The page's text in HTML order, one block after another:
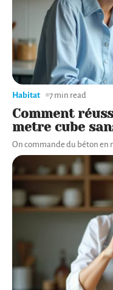
Comment
metre cube
On commande du béton en
Habitat 7 min read